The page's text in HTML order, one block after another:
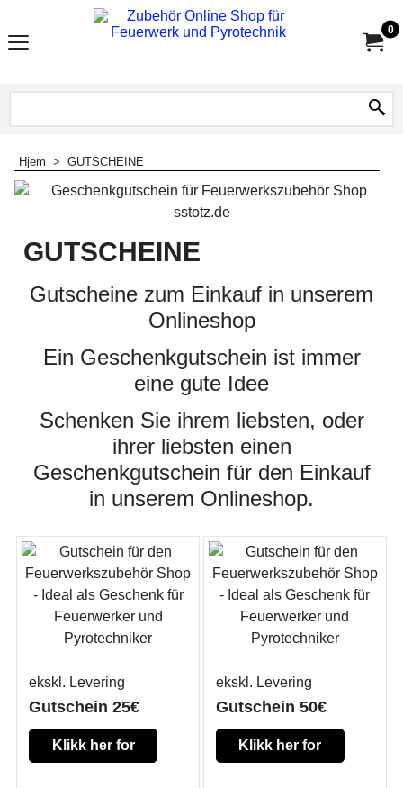
0
Hjem > GUTSCHEINE
GUTSCHEINE
Gutscheine zum Einkauf in unserem
Onlineshop
Ein Geschenkgutschein ist immer
eine gute Idee
Schenken Sie ihrem liebsten, oder
ihrer liebsten einen
Geschenkgutschein für den Einkauf
in unserem Onlineshop.
ekskl. Levering
Gutschein 25€
Klikk her for
ekskl. Levering
Gutschein 50€
Klikk her for